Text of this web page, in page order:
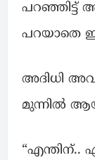
പറഞ്ഞിട്ട്
പറയാതെ
അദിധി
മുന്നില്‍
“എന്തിന്..